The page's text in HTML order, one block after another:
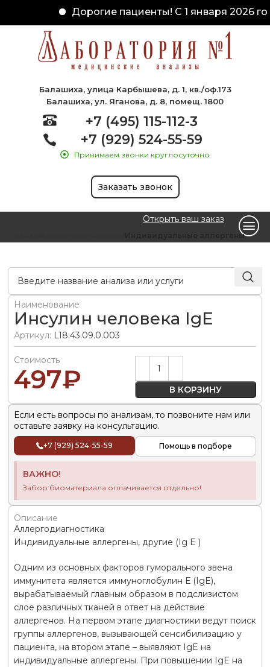
Дорогие пациенты! С 1 января 2026
Балашиха, улица Карбышева, д. 1, кв./оф.173
Балашиха, ул. Яганова, д. 8, помещ. 1800
+7 (495) 115-112-3
+7 (929) 524-55-59
Принимаем звонки круглосуточно
Заказать звонок
Открыть ваш заказ
Индивидуальные аллергены
Наименование
Инсулин человека IgE
Артикул: L18.43.09.0.003
Стоимость
497₽ В КОРЗИНУ
Alternative:
Если есть вопросы по анализам, то позвоните нам или
оставьте заявку на консультацию.
+7 (929) 524-55-59 Помощь в подборе
ВАЖНО!
Забор биоматериала оплачивается отдельно!
Описание
Аллергодиагностика
Индивидуальные аллергены, другие (Ig E )
Одним из основных факторов гуморального звена
иммунитета является иммуноглобулин Е (IgE),
вырабатываемый главным образом в подслизистом
слое различных тканей в ответ на действие
аллергенов. На первом этапе диагностики ведут поиск
группы аллергенов, вызывающей сенсибилизацию у
пациента, на втором этапе – выявляют IgE на
индивидуальные аллергены. При повышении IgE на